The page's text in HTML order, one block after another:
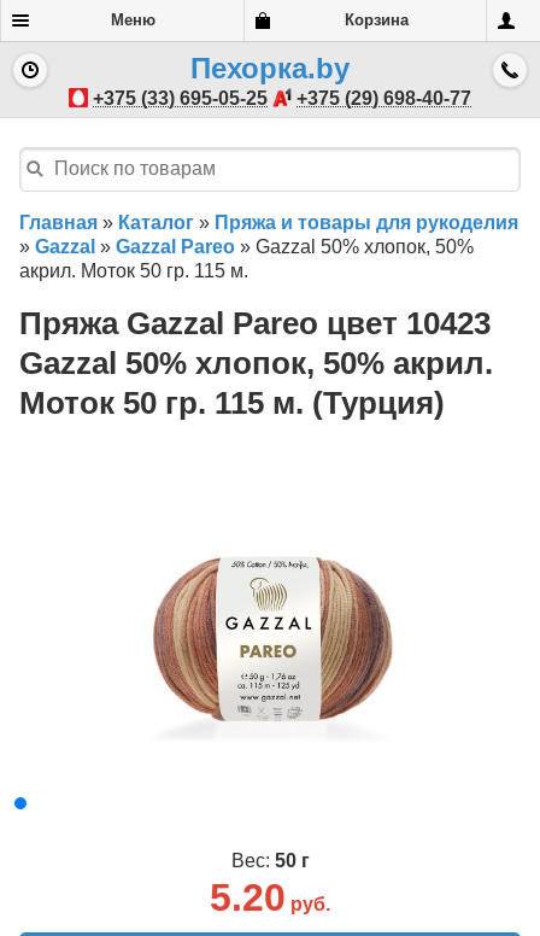
Меню Корзина
Пехорка.by
+375 (33) 695-05-25 +375 (29) 698-40-77
Главная » Каталог » Пряжа и товары для рукоделия
» Gazzal » Gazzal Pareo » Gazzal 50% хлопок, 50%
акрил. Моток 50 гр. 115 м.
Пряжа Gazzal Pareo цвет 10423
Gazzal 50% хлопок, 50% акрил.
Моток 50 гр. 115 м. (Турция)
Вес: 50 г
5.20 руб.